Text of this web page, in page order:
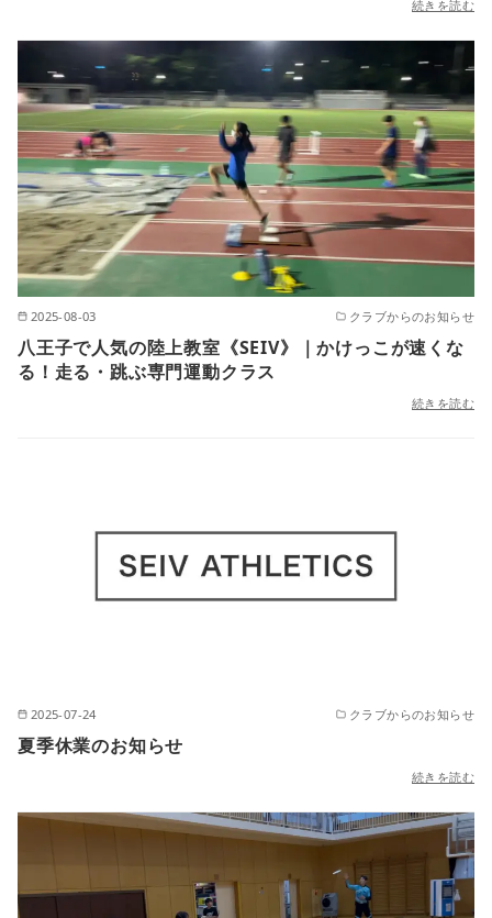
続きを読む
2025-08-03 クラブからのお知らせ
八王子で人気の陸上教室《SEIV》｜かけっこが速くな
る！走る・跳ぶ専門運動クラス
続きを読む
2025-07-24 クラブからのお知らせ
夏季休業のお知らせ
続きを読む